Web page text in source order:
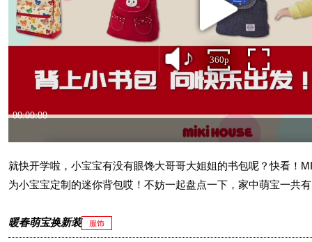
就快开学啦，小宝宝有没有眼馋大哥哥大姐姐的书包呢？快看！
为小宝宝定制的迷你背包哎！不妨一起盘点一下，家中萌宝一共
暖春萌宝换新装 服饰